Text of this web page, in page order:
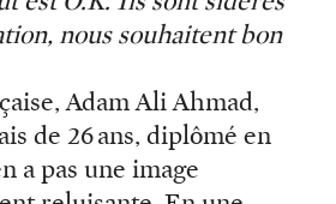
nous souhaitent bon
Adam Ali Ahmad,
de 26 ans, diplômé en
a pas une image